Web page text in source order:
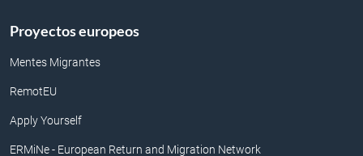
Proyectos europeos
Mentes Migrantes
RemotEU
Apply Yourself
ERMiNe - European Return and Migration Network